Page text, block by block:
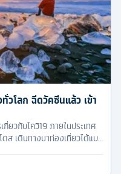
วโลก ฉีดวัคซีนแล้ว เข้า
ยวกับโควิ19 ภายในประเทศ
ส เดินทางมาท่องเที่ยวได้แบบ